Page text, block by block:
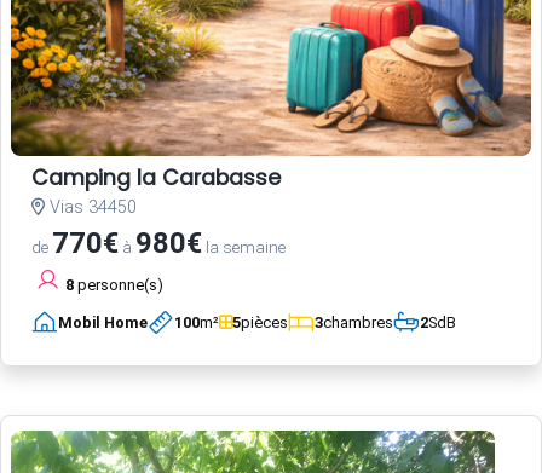
Camping la Carabasse
Vias 34450
de 770€ à 980€ la semaine
8 personne(s)
Mobil Home 100m² 5pièces 3chambres 2SdB